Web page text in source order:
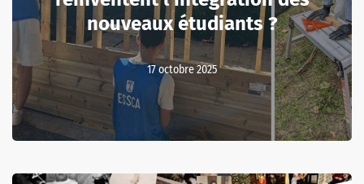
nouveaux étudiants ?
17 octobre 2025